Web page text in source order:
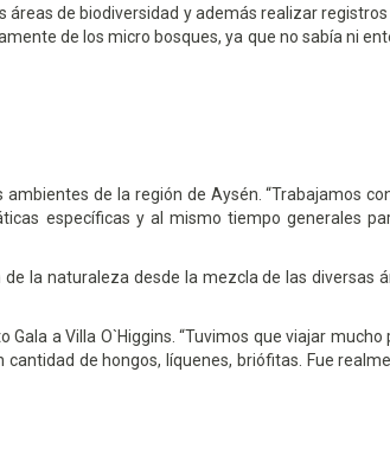
de biodiversidad y además realizar
de los micro bosques, ya que no sabía ni
de la región de Aysén. “Trabajamos
específicas y al mismo tiempo generales
la naturaleza desde la mezcla de las diversas
a Villa O`Higgins. “Tuvimos que viajar mucho
de hongos, líquenes, briófitas. Fue